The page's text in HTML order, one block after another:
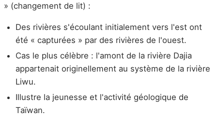
» (changement de lit) :
Des rivières s'écoulant initialement vers l'est ont
été « capturées » par des rivières de l'ouest.
Cas le plus célèbre : l'amont de la rivière Dajia
appartenait originellement au système de la rivière
Liwu.
Illustre la jeunesse et l'activité géologique de
Taïwan.